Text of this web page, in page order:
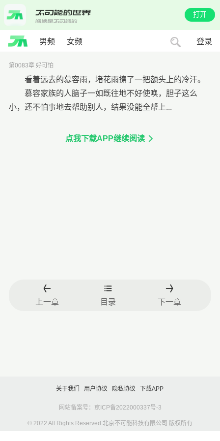
打开
男频 女频 登录
第0083章 好可怕
看着远去的慕容雨，堵花雨擦了一把额头上的冷汗。
慕容家族的人脑子一如既往地不好使唤，胆子这么
小，还不怕事地去帮助别人，结果没能全帮上...
点我下载APP继续阅读
上一章 目录 下一章
关于我们 用户协议 隐私协议 下载APP
网站备案号：京ICP备2022000337号-3
© 2022 All Rights Reserved 北京不可能科技有限公司 版权所有